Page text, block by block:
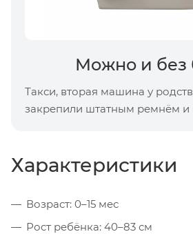
Можно и без
Такси, вторая машина у
закрепили штатным ремнём и
Характеристики
Возраст: 0–15 мес
Рост ребёнка: 40–83 см